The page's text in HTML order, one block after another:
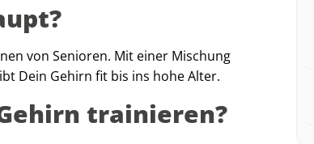
von Senioren. Mit einer Mischung
Dein Gehirn fit bis ins hohe Alter.
trainieren?